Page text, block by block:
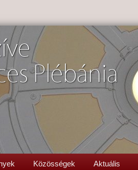
Plébánia
Közösségek Aktuális